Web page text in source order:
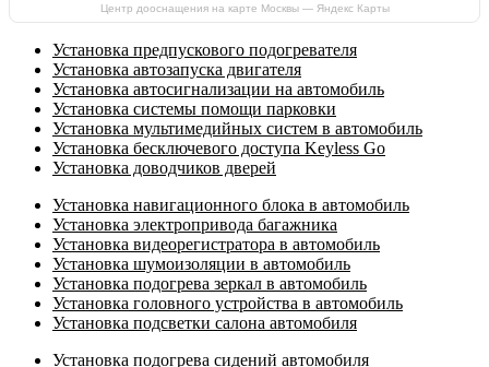
Центр дооснащения на карте Москвы — Яндекс Карты
Установка предпускового подогревателя
Установка автозапуска двигателя
Установка автосигнализации на автомобиль
Установка системы помощи парковки
Установка мультимедийных систем в автомобиль
Установка бесключевого доступа Keyless Go
Установка доводчиков дверей
Установка навигационного блока в автомобиль
Установка электропривода багажника
Установка видеорегистратора в автомобиль
Установка шумоизоляции в автомобиль
Установка подогрева зеркал в автомобиль
Установка головного устройства в автомобиль
Установка подсветки салона автомобиля
Установка подогрева сидений автомобиля